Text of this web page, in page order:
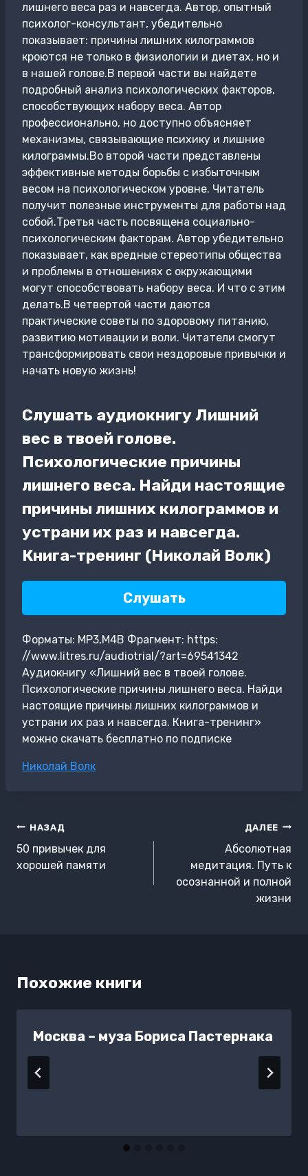
лишнего веса раз и навсегда. Автор, опытный
психолог-консультант, убедительно
показывает: причины лишних килограммов
кроются не только в физиологии и диетах, но и
в нашей голове.В первой части вы найдете
подробный анализ психологических факторов,
способствующих набору веса. Автор
профессионально, но доступно объясняет
механизмы, связывающие психику и лишние
килограммы.Во второй части представлены
эффективные методы борьбы с избыточным
весом на психологическом уровне. Читатель
получит полезные инструменты для работы над
собой.Третья часть посвящена социально-
психологическим факторам. Автор убедительно
показывает, как вредные стереотипы общества
и проблемы в отношениях с окружающими
могут способствовать набору веса. И что с этим
делать.В четвертой части даются
практические советы по здоровому питанию,
развитию мотивации и воли. Читатели смогут
трансформировать свои нездоровые привычки и
начать новую жизнь!
Слушать аудиокнигу Лишний
вес в твоей голове.
Психологические причины
лишнего веса. Найди настоящие
причины лишних килограммов и
устрани их раз и навсегда.
Книга-тренинг (Николай Волк)
Слушать
Форматы: MP3,M4B Фрагмент: https:
//www.litres.ru/audiotrial/?art=69541342
Аудиокнигу «Лишний вес в твоей голове.
Психологические причины лишнего веса. Найди
настоящие причины лишних килограммов и
устрани их раз и навсегда. Книга-тренинг»
можно скачать бесплатно по подписке
Метки
Николай Волк
Навигация
по
записям
НАЗАД
50 привычек для
хорошей памяти
ДАЛЕЕ
Абсолютная
медитация. Путь к
осознанной и полной
жизни
Похожие книги
Москва – муза Бориса Пастернака